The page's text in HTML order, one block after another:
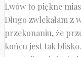
Lwów to piękne
Długo zwlekałam z
przekonaniu, że
końcu jest tak